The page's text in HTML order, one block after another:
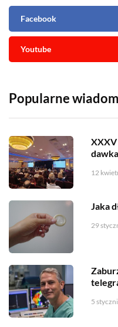
Facebook
Youtube
Popularne
12
Jaka
29
5